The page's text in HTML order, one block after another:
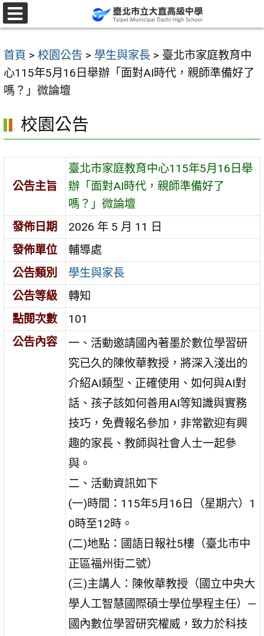
跳
至
要
內
容
首頁 > 校園公告 > 學生與家長 > 臺北市家庭教育中
心115年5月16日舉辦「面對AI時代，親師準備好了
嗎？」微論壇
校園公告
公告主旨
臺北市家庭教育中心115年5月16日舉
辦「面對AI時代，親師準備好了
嗎？」微論壇
發佈日期
2026 年 5 月 11 日
發佈單位
輔導處
公告類別
學生與家長
公告等級
轉知
點閱次數
101
公告內容
一、活動邀請國內著墨於數位學習研
究已久的陳攸華教授，將深入淺出的
介紹AI類型、正確使用、如何與AI對
話、孩子該如何善用AI等知識與實務
技巧，免費報名參加，非常歡迎有興
趣的家長、教師與社會人士一起參
與。
二、活動資訊如下
(一)時間：115年5月16日（星期六）1
0時至12時。
(二)地點：國語日報社5樓（臺北市中
正區福州街二號）
(三)主講人：陳攸華教授（國立中央大
學人工智慧國際碩士學位學程主任）—
國內數位學習研究權威，致力於科技
選
單